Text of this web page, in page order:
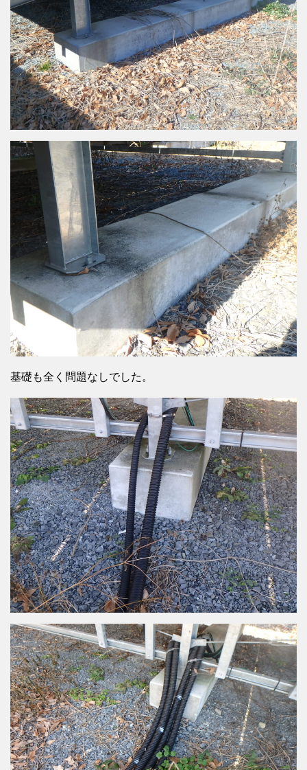
基礎も全く問題なしでした。